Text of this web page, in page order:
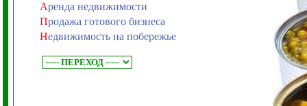
Аренда недвижимости
Продажа готового бизнеса
Недвижимость на побережье